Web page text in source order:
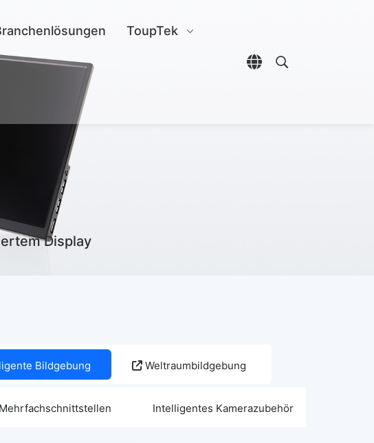
ToupTek
Sprachauswahl
Open search
Display
Bildgebung Weltraumbildgebung
Intelligentes Kamerazubehör